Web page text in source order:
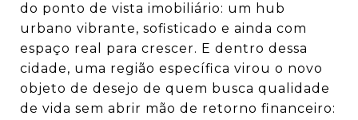
do ponto de vista imobiliário: um hub
urbano vibrante, sofisticado e ainda com
espaço real para crescer. E dentro dessa
cidade, uma região específica virou o novo
objeto de desejo de quem busca qualidade
de vida sem abrir mão de retorno financeiro: